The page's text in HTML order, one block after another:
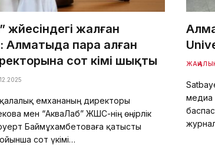
жүйесіндегі жалған
Алматыда пара алған
сот үкімі шықты
емхананың директоры
мен “АкваЛаб” ЖШС-нің өңірлік
Баймұхамбетоваға қатысты
сот үкімі…
медиа